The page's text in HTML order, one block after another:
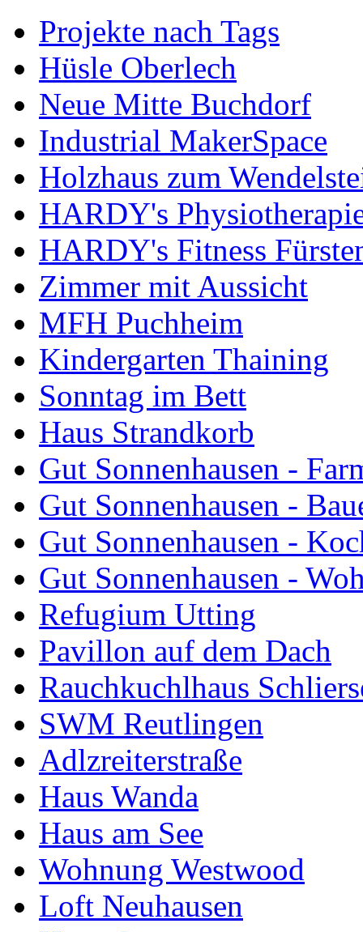
Projekte nach Tags
Hüsle Oberlech
Neue Mitte Buchdorf
Industrial MakerSpace
Holzhaus zum
HARDY's
HARDY's Fitness
Zimmer mit Aussicht
MFH Puchheim
Kindergarten Thaining
Sonntag im Bett
Haus Strandkorb
Gut Sonnenhausen -
Gut Sonnenhausen -
Gut Sonnenhausen -
Gut Sonnenhausen -
Refugium Utting
Pavillon auf dem Dach
Rauchkuchlhaus
SWM Reutlingen
Adlzreiterstraße
Haus Wanda
Haus am See
Wohnung Westwood
Loft Neuhausen